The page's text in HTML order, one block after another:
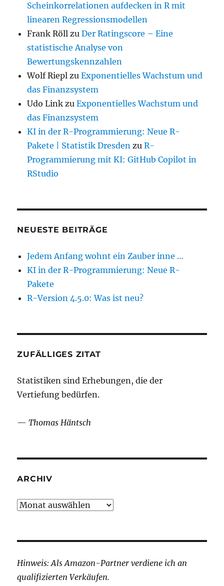
Scheinkorrelationen aufdecken in R mit
linearen Regressionsmodellen
Frank Röll zuDer Ratingscore – Eine
statistische Analyse von
Bewertungskennzahlen
Wolf Riepl zuExponentielles Wachstum und
das Finanzsystem
Udo Link zuExponentielles Wachstum und
das Finanzsystem
KI in der R-Programmierung: Neue R-
Pakete | Statistik Dresden zuR-
Programmierung mit KI: GitHub Copilot in
RStudio
NEUESTE BEITRÄGE
Jedem Anfang wohnt ein Zauber inne …
KI in der R-Programmierung: Neue R-
Pakete
R-Version 4.5.0: Was ist neu?
ZUFÄLLIGES ZITAT
Statistiken sind Erhebungen, die der
Vertiefung bedürfen.
—Thomas Häntsch
ARCHIV
Archiv
Hinweis: Als Amazon-Partner verdiene ich an
qualifizierten Verkäufen.